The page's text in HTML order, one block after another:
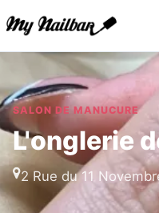
SALON DE MANUCURE
L'onglerie
2 Rue du 11